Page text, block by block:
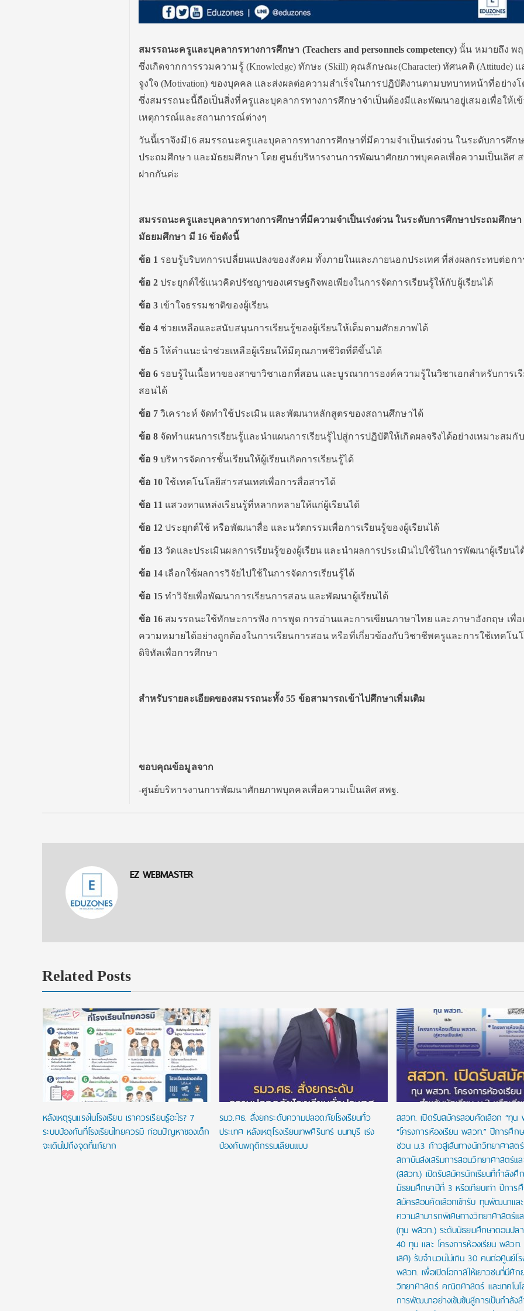
สมรรถนะครูและบุคลากรทางการศึกษา (Teachers and personnels competency) นั้น หมายถึง พ
ซึ่งเกิดจากการรวมความรู้ (Knowledge) ทักษะ (Skill) คุณลักษณะ(Character) ทัศนคติ (Attitude) แ
จูงใจ (Motivation) ของบุคคล และส่งผลต่อความสำเร็จในการปฏิบัติงานตามบทบาทหน้าที่อย่างโ
ซึ่งสมรรถนะนี้ถือเป็นสิ่งที่ครูและบุคลากรทางการศึกษาจำเป็นต้องมีและพัฒนาอยู่เสมอเพื่อให้เ
เหตุการณ์และสถานการณ์ต่างๆ
วันนี้เราจึงมี16 สมรรถนะครูและบุคลากรทางการศึกษาที่มีความจำเป็นเร่งด่วน ในระดับการศึก
ประถมศึกษา และมัธยมศึกษา โดย ศูนย์บริหารงานการพัฒนาศักยภาพบุคคลเพื่อความเป็นเลิศ
ฝากกันค่ะ
สมรรถนะครูและบุคลากรทางการศึกษาที่มีความจำเป็นเร่งด่วน ในระดับการศึกษาประถมศึกษา
มัธยมศึกษา มี 16ข้อดังนี้
ข้อ 1 รอบรู้บริบทการเปลี่ยนแปลงของสังคม ทั้งภายในและภายนอกประเทศ ที่ส่งผลกระทบต่อก
ข้อ2 ประยุกต์ใช้แนวคิดปรัชญาของเศรษฐกิจพอเพียงในการจัดการเรียนรู้ให้กับผู้เรียนได้
ข้อ3 เข้าใจธรรมชาติของผู้เรียน
ข้อ4 ช่วยเหลือและสนับสนุนการเรียนรู้ของผู้เรียนให้เต็มตามศักยภาพได้
ข้อ5 ให้คำแนะนำช่วยเหลือผู้เรียนให้มีคุณภาพชีวิตที่ดีขึ้นได้
ข้อ6 รอบรู้ในเนื้อหาของสาขาวิชาเอกที่สอน และบูรณาการองค์ความรู้ในวิชาเอกสำหรับการเ
สอนได้
ข้อ 7 วิเคราะห์ จัดทำใช้ประเมิน และพัฒนาหลักสูตรของสถานศึกษาได้
ข้อ8 จัดทำแผนการเรียนรู้และนำแผนการเรียนรู้ไปสู่การปฏิบัติให้เกิดผลจริงได้อย่างเหมาะสมกั
ข้อ9 บริหารจัดการชั้นเรียนให้ผู้เรียนเกิดการเรียนรู้ได้
ข้อ 10 ใช้เทคโนโลยีสารสนเทศเพื่อการสื่อสารได้
ข้อ 11 แสวงหาแหล่งเรียนรู้ที่หลากหลายให้แก่ผู้เรียนได้
ข้อ 12 ประยุกต์ใช้ หรือพัฒนาสื่อ และนวัตกรรมเพื่อการเรียนรู้ของผู้เรียนได้
ข้อ 13 วัดและประเมินผลการเรียนรู้ของผู้เรียน และนำผลการประเมินไปใช้ในการพัฒนาผู้เรียนไ
ข้อ 14 เลือกใช้ผลการวิจัยไปใช้ในการจัดการเรียนรู้ได้
ข้อ 15 ทำวิจัยเพื่อพัฒนาการเรียนการสอน และพัฒนาผู้เรียนได้
ข้อ 16 สมรรถนะใช้ทักษะการฟัง การพูด การอ่านและการเขียนภาษาไทย และภาษาอังกฤษ เพื่อ
ความหมายได้อย่างถูกต้องในการเรียนการสอน หรือที่เกี่ยวข้องกับวิชาชีพครูและการใช้เทคโน
ดิจิทัลเพื่อการศึกษา
สำหรับรายละเอียดของสมรรถนะทั้ง55 ข้อสามารถเข้าไปศึกษาเพิ่มเติม
ขอบคุณข้อมูลจาก
-ศูนย์บริหารงานการพัฒนาศักยภาพบุคคลเพื่อความเป็นเลิศ สพฐ.
EZ WEBMASTER
Related Posts
หลังเหตุรุนแรงในโรงเรียน เราควรเรียนรู้อะไร? 7
ระบบป้องกันที่โรงเรียนไทยควรมี ก่อนปัญหาของเด็ก
จะเดินไปถึงจุดที่แก้ยาก
รมว.ศธ. สั่งยกระดับความปลอดภัยโรงเรียนทั่ว
ประเทศ หลังเหตุโรงเรียนเทพศิรินทร์ นนทบุรี เร่ง
ป้องกันพฤติกรรมเลียนแบบ
สสวท. เปิดรับสมัครสอบคัดเลือก “ทุน
“โครงการห้องเรียน พสวท.” ปีการศึก
ชวน ม.3 ก้าวสู่เส้นทางนักวิทยาศาสต
สถาบันส่งเสริมการสอนวิทยาศาสตร์แล
(สสวท.) เปิดรับสมัครนักเรียนที่กำลังศึ
มัธยมศึกษาปีที่ 3 หรือเทียบเท่า ปีการ
สมัครสอบคัดเลือกเข้ารับ ทุนพัฒนาแล
ความสามารถพิเศษทางวิทยาศาสตร์แล
(ทุน พสวท.) ระดับมัธยมศึกษาตอนปล
40 ทุน และ โครงการห้องเรียน พสวท
เลิศ) รับจำนวนไม่เกิน 30 คนต่อศูนย์โร
พสวท. เพื่อเปิดโอกาสให้เยาวชนที่มีศั
วิทยาศาสตร์ คณิตศาสตร์ และเทคโน
การพัฒนาอย่างเข้มข้นสู่การเป็นกำลั